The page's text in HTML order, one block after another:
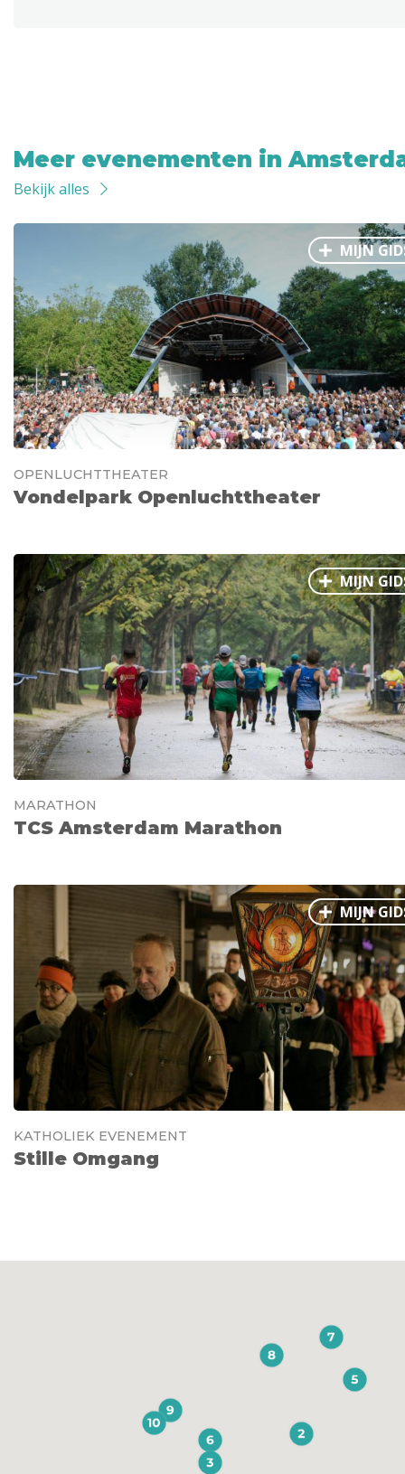
Meer evenementen in
Bekijk alles
MIJN
OPENLUCHTTHEATER
Vondelpark Openluchttheater
MIJN
MARATHON
TCS Amsterdam Marathon
MIJN
KATHOLIEK EVENEMENT
Stille Omgang